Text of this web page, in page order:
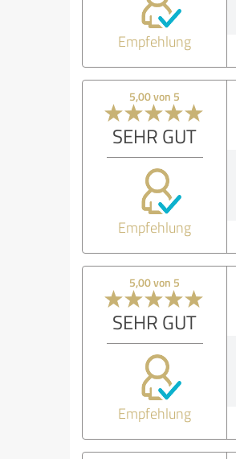
Empfehlung
5,00 von 5
SEHR GUT
Empfehlung
5,00 von 5
SEHR GUT
Empfehlung